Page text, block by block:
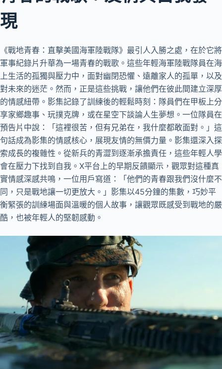
現
《戰地青春：直擊美國海軍陸戰隊》最引人入勝之處，在於它將
軍事紀錄片升華為一場青春的戰歌。這些年輕海軍陸戰隊員在海
上生活的孤獨與壓力中，面對幽閉恐懼、遠離家人的孤單，以及
對未來的迷茫。然而，正是這些挑戰，讓他們在彼此間建立深厚
的情感紐帶。影集記錄了訓練後的輕鬆時刻：隊員們在甲板上分
享家鄉趣事、玩撲克牌，或在星空下談論人生夢想。一位隊員在
預告片中說：「這裡很苦，但有兄弟在，我什麼都敢面對。」這
句話成為影集的情感核心，展現友情的無價力量。影集還深入探
索成長的複雜性。從新兵的青澀到逐漸承擔責任，這些年輕人學
會在壓力下找到自我。X平台上的早期反饋顯示，觀眾對這種真
實情感深感共鳴，一位用戶寫道：「他們的青春跟我們沒什麼不
同，只是戰地讓一切更放大。」影集以45分鐘的集數，巧妙平
衡緊張的訓練場面與溫暖的個人故事，讓觀眾既感受到戰地的嚴
酷，也被年輕人的堅韌感動。